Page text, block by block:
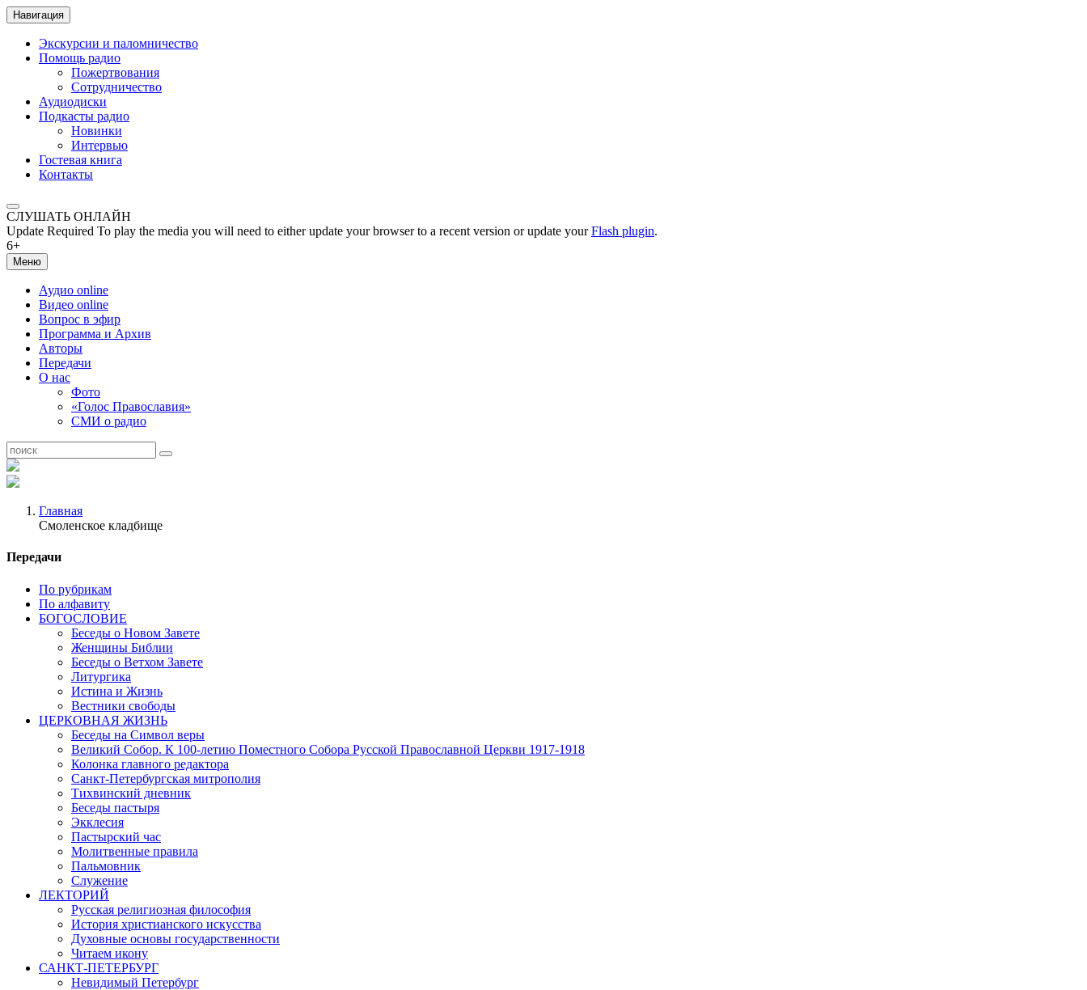
Навигация
Экскурсии и паломничество
Помощь радио
Пожертвования
Сотрудничество
Аудиодиски
Подкасты радио
Новинки
Интервью
Гостевая книга
Контакты
СЛУШАТЬ ОНЛАЙН
Update Required To play the media you will need to either update your browser to a recent version or update yourFlash plugin.
6+
Меню
Аудио online
Видео online
Вопрос в эфир
Программа и Архив
Авторы
Передачи
О нас
Фото
«Голос Православия»
СМИ о радио
Главная
Смоленское кладбище
Передачи
По рубрикам
По алфавиту
БОГОСЛОВИЕ
Беседы о Новом Завете
Женщины Библии
Беседы о Ветхом Завете
Литургика
Истина и Жизнь
Вестники свободы
ЦЕРКОВНАЯ ЖИЗНЬ
Беседы на Символ веры
Великий Собор. К 100-летию Поместного Собора Русской Православной Церкви 1917-1918
Колонка главного редактора
Санкт-Петербургская митрополия
Тихвинский дневник
Беседы пастыря
Экклесия
Пастырский час
Молитвенные правила
Пальмовник
Служение
ЛЕКТОРИЙ
Русская религиозная философия
История христианского искусства
Духовные основы государственности
Читаем икону
САНКТ-ПЕТЕРБУРГ
Невидимый Петербург